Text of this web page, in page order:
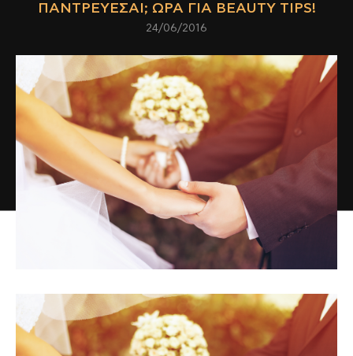
ΠΑΝΤΡΕΎΕΣΑΙ; ΏΡΑ ΓΙΑ BEAUTY TIPS!
24/06/2016